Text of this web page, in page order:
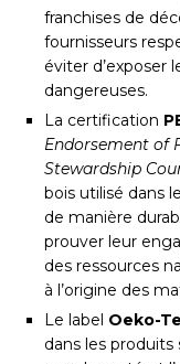
franchises de
fournisseurs
éviter d’exposer
dangereuses.
La certification
Endorsement of
Stewardship
bois utilisé dans
de manière
prouver leur
des ressources
à l’origine des
Le label Oeko-
dans les